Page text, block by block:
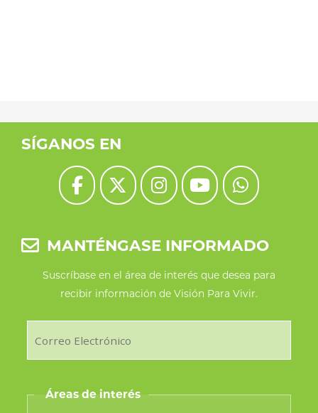
SÍGANOS EN
MANTÉNGASE INFORMADO
Suscríbase en el área de interés que desea para
recibir información de Visión Para Vivir.
Áreas de interés